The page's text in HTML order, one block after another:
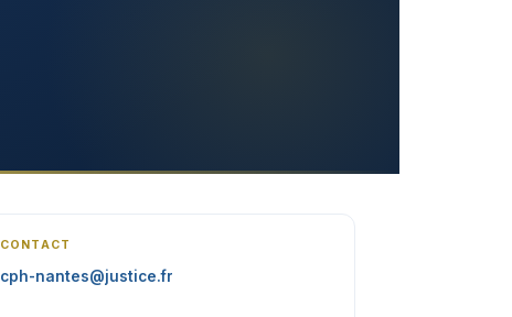
CONTACT
cph-nantes@justice.fr